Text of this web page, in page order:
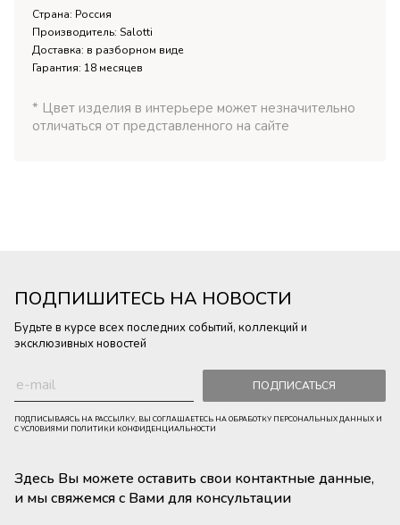
Страна: Россия
Производитель: Salotti
Доставка: в разборном виде
Гарантия: 18 месяцев
* Цвет изделия в интерьере может незначительно
отличаться от представленного на сайте
ПОДПИШИТЕСЬ НА НОВОСТИ
Будьте в курсе всех последних событий, коллекций и
эксклюзивных новостей
ПОДПИСАТЬСЯ
ПОДПИСЫВАЯСЬ НА РАССЫЛКУ, ВЫ СОГЛАШАЕТЕСЬ НА ОБРАБОТКУ ПЕРСОНАЛЬНЫХ ДАННЫХ И
С УСЛОВИЯМИ ПОЛИТИКИ КОНФИДЕНЦИАЛЬНОСТИ
Здесь Вы можете оставить свои контактные данные,
и мы свяжемся с Вами для консультации